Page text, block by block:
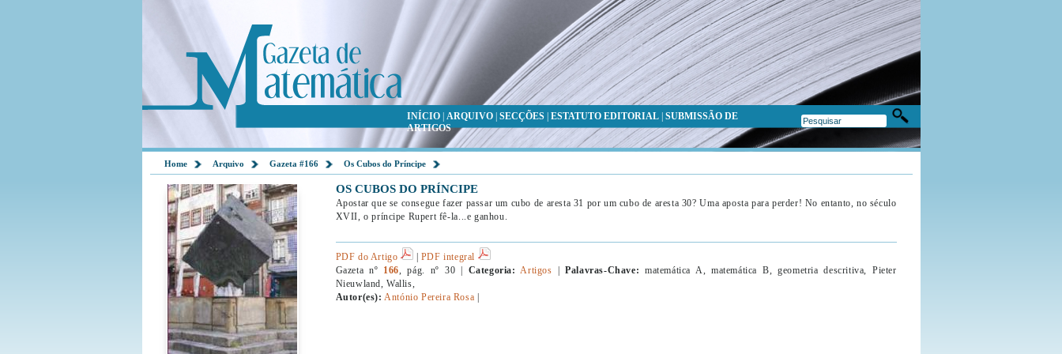
INÍCIO| ARQUIVO| SECÇÕES| ESTATUTO EDITORIAL| SUBMISSÃO DE
ARTIGOS
Home Arquivo Gazeta #166 Os Cubos do Príncipe
OS CUBOS DO PRÍNCIPE
Apostar que se consegue fazer passar um cubo de aresta 31 por um cubo de aresta 30? Uma aposta para perder! No entanto, no século
XVII, o príncipe Rupert fê-la...e ganhou.
PDF do Artigo | PDF integral
Gazeta nº 166, pág. nº 30 | Categoria: Artigos |Palavras-Chave: matemática A, matemática B, geometria descritiva, Pieter
Nieuwland, Wallis,
Autor(es): António Pereira Rosa